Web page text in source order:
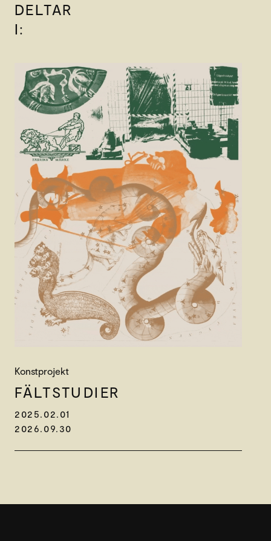
DELTAR
I:
Konstprojekt
FÄLT­STUDIER
2025.02.01
2026.09.30